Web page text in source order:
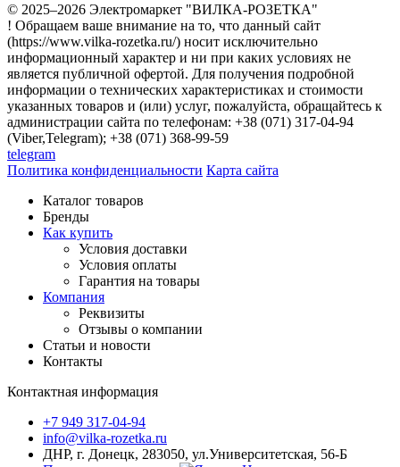
© 2025–2026 Электромаркет "ВИЛКА-РОЗЕТКА"
! Обращаем ваше внимание на то, что данный сайт
(https://www.vilka-rozetka.ru/) носит исключительно
информационный характер и ни при каких условиях не
является публичной офертой. Для получения подробной
информации о технических характеристиках и стоимости
указанных товаров и (или) услуг, пожалуйста, обращайтесь к
администрации сайта по телефонам: +38 (071) 317-04-94
(Viber,Telegram); +38 (071) 368-99-59
telegram
Политика конфиденциальности Карта сайта
Каталог товаров
Бренды
Как купить
Условия доставки
Условия оплаты
Гарантия на товары
Компания
Реквизиты
Отзывы о компании
Статьи и новости
Контакты
Контактная информация
+7 949 317-04-94
info@vilka-rozetka.ru
ДНР, г. Донецк, 283050, ул.Университетская, 56-Б